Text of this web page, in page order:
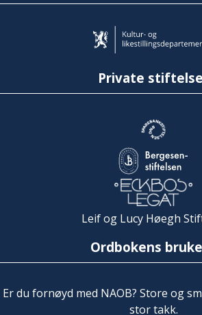
Private
Leif og Lucy Høegh
Ordbokens
Er du fornøyd med NAOB? Store og
stor takk.